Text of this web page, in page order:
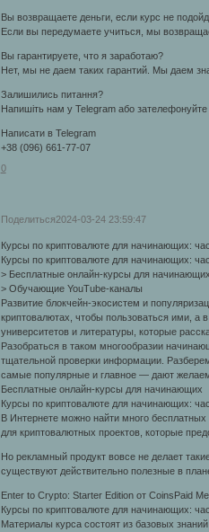
Вы возвращаете деньги, если курс не
Если вы передумаете учиться, мы
Вы гарантируете, что я заработаю?
Нет, мы не даем таких гарантий. Мы даем
Залишились питання?
Напишіть нам у Telegram або зателефонуйте
Написати в Telegram
+38 (096) 661-77-07
0
Поделиться2024-03-24 23:59:47
Курсы по криптовалюте для начинающих:
Курсы по криптовалюте для начинающих:
> Бесплатные онлайн-курсы для
> Обучающие YouTube-каналы
Развитие блокчейн-экосистем и
криптовалютах, чтобы пользоваться ими, а
университетов и литературы, которые
Разобраться в таком многообразии
тщательной проверки информации.
самые популярные и главное — дают
Бесплатные онлайн-курсы для начинающих
Курсы по криптовалюте для начинающих:
В Интернете можно найти много
для криптовалютных проектов, которые
Но рекламный продукт вовсе не делает
существуют действительно полезные в
Enter to Crypto: Starter Edition от CoinsPaid
Курсы по криптовалюте для начинающих:
Материалы курса состоят из базовых